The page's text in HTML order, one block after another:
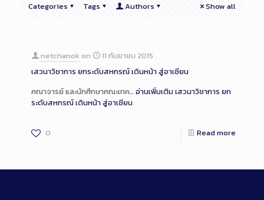
Categories Tags Authors Show all
netchanok on
11 กันยายน 2015
เสวนาวิชาการ ยกระดับสหกรณ์ เดินหน้า สู่อาเซียน
คณาจารย์ และนักศึกษาคณะเทค… อ่านเพิ่มเติมเสวนาวิชาการ ยก
ระดับสหกรณ์ เดินหน้า สู่อาเซียน
0 Read more